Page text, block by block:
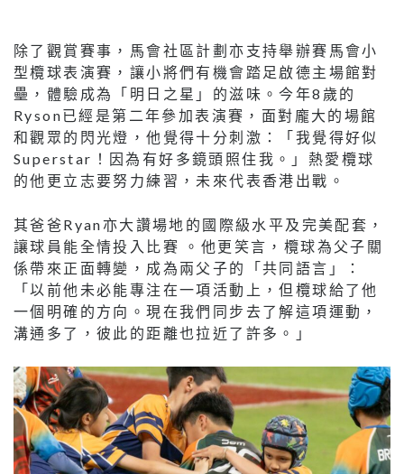
除了觀賞賽事，馬會社區計劃亦支持舉辦賽馬會小
型欖球表演賽，讓小將們有機會踏足啟德主場館對
壘，體驗成為「明日之星」的滋味。今年8歲的
Ryson已經是第二年參加表演賽，面對龐大的場館
和觀眾的閃光燈，他覺得十分刺激：「我覺得好似
Superstar！因為有好多鏡頭照住我。」熱愛欖球
的他更立志要努力練習，未來代表香港出戰。
其爸爸Ryan亦大讚場地的國際級水平及完美配套，
讓球員能全情投入比賽 。他更笑言，欖球為父子關
係帶來正面轉變，成為兩父子的「共同語言」：
「以前他未必能專注在一項活動上，但欖球給了他
一個明確的方向。現在我們同步去了解這項運動，
溝通多了，彼此的距離也拉近了許多。」